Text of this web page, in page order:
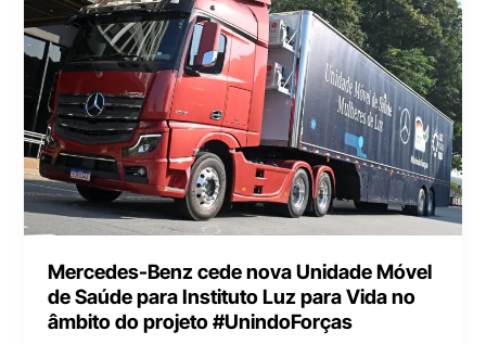
Mercedes-Benz cede nova Unidade Móvel
de Saúde para Instituto Luz para Vida no
âmbito do projeto #UnindoForças